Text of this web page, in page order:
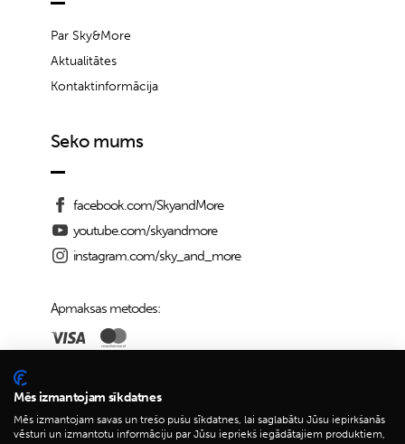
Par Sky&More
Aktualitātes
Kontaktinformācija
Seko mums
facebook.com/SkyandMore
youtube.com/skyandmore
instagram.com/sky_and_more
Apmaksas metodes:
Piegādes iespējas:
Mēs izmantojam sīkdatnes
Mēs izmantojam savas un trešo pušu sīkdatnes, lai saglabātu Jūsu iepirkšanās
vēsturi un izmantotu informāciju par Jūsu iepriekš iegādātajiem produktiem,